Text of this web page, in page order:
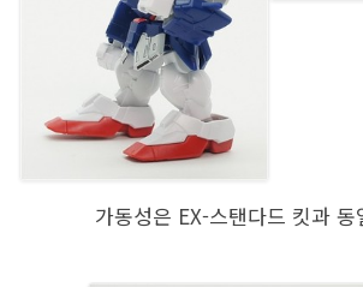
가동성은 EX-스탠다드 킷과 동